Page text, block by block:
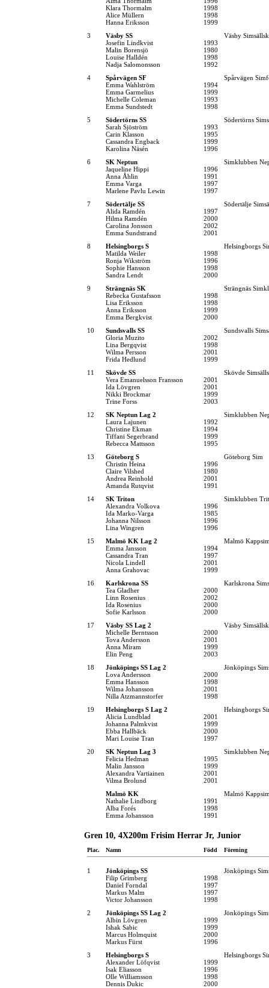
Klara Thormalm
1998
Alice Müllern
1998
Hanna Eriksson
1999
3
Väsby SS
Väsby
Josefin Lindkvist
1993
Malin Borensjö
1980
Louise Halldén
1998
Nadja Salomonsson
1992
4
Spårvägen SF
Spårvägen
Emma Wahlström
1994
Emma Garmelius
1999
Michelle Coleman
1993
Emma Sundstedt
1998
5
Södertörns SS
Södertörns
Sarah Sjöström
1993
Carin Klasson
1995
Cassandra Engback
1999
Karolina Näsén
1996
6
SK Neptun
Simklubben
Jaqueline Hippi
1996
Anna Åhlin
1991
Emma Varga
1997
Marlene Pavlu Lewin
1997
7
Södertälje SS
Södertälje
Alida Ramdén
1997
Hilma Ramdén
2000
Carolina Jonsson
2002
Emma Sundstrand
2001
8
Helsingborgs S
Helsingborgs
Matilda Weiler
1998
Ronja Wikström
1996
Sophie Hansson
1998
Sandra Lendt
2000
9
Strängnäs SK
Strängnäs
Rebecka Gustafsson
1998
Lisa Eriksson
1998
Anna Eriksson
1999
Emma Bergkvist
2000
10
Sundsvalls SS
Sundsvalls
Gloria Muzito
2002
Lina Bergqvist
1998
Wilma Persson
2001
Frida Hedlund
1999
11
Skövde SS
Skövde
Vera Emanuelsson Fransson
2001
Ida Lövgren
2001
Nikki Brockmar
1999
Trine Forss
2003
12
SK Neptun Lag 2
Simklubben
Laura Lajunen
1992
Christine Ekman
1994
Tiffani Segerbrand
1999
Rebecca Mattsson
1995
13
Göteborg S
Göteborg Sim
Christin Heina
1996
Claire Vilshed
1980
Andrea Reinhold
2001
Amanda Rutqvist
1991
14
SK Triton
Simklubben
Alexandra Volkova
1996
Ida Marko-Varga
1985
Johanna Nilsson
1996
Lina Wingren
1996
15
Malmö KK Lag 2
Malmö
Emma Jansson
1994
Cassandra Tran
1997
Nicola Lindell
2001
Anna Grahovac
1999
16
Karlskrona SS
Karlskrona
Tea Gladher
2000
Linn Rosenius
2002
Ida Rosenius
2000
Sofie Karlsson
2000
17
Väsby SS Lag 2
Väsby
Michelle Berntsson
2000
Tova Andersson
2001
Anna Miram
1999
Elin Peng
2003
18
Jönköpings SS Lag 2
Jönköpings
Lova Andersson
2000
Emma Hansson
1998
Wilma Johansson
2001
Nilla Atzmannstorfer
1998
19
Helsingborgs S Lag 2
Helsingborgs
Alicia Lundblad
2001
Johanna Palmkvist
1999
Ebba Hallbäck
2000
Mari Louise Tran
1997
20
SK Neptun Lag 3
Simklubben
Felicia Hedman
1995
Malin Jansson
1999
Alexandra Vartiainen
2001
Vilma Brolund
2001
Malmö KK
Malmö
Nathalie Lindborg
1991
Alba Forés
1998
Emma Johansson
1991
Gren 10, 4X200m Frisim Herrar Jr, Junior
Plac. Namn Född Förening
1 Jönköpings SS
Jönköpings
Filip Grimberg
1998
Daniel Forndal
1997
Markus Malm
1997
Victor Johansson
1998
2
Jönköpings SS Lag 2
Jönköpings
Albin Lövgren
1999
Ishak Sabic
1999
Marcus Holmquist
2000
Markus Fürst
1996
3
Helsingborgs S
Helsingborgs
Alexander Löfqvist
1999
Isak Eliasson
1996
Olle Williamsson
1998
Dennis Dukic
2000